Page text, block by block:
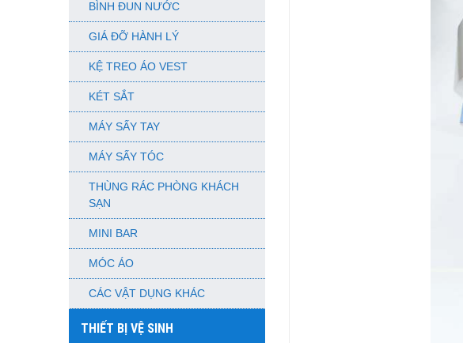
BÌNH ĐUN NƯỚC
GIÁ ĐỠ HÀNH LÝ
KỆ TREO ÁO VEST
KÉT SẮT
MÁY SẤY TAY
MÁY SẤY TÓC
THÙNG RÁC PHÒNG KHÁCH
SẠN
MINI BAR
MÓC ÁO
CÁC VẬT DỤNG KHÁC
THIẾT BỊ VỆ SINH